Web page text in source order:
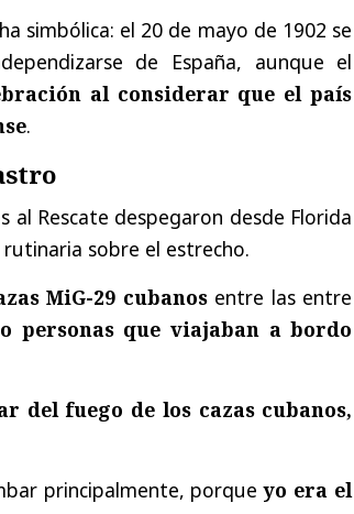
simbólica: el 20 de mayo de 1902 se
de España, aunque el
al considerar que el país
.
al Rescate despegaron desde Florida
sobre el estrecho.
MiG-29 cubanosentre las entre
personas que viajaban a bordo
del fuego de los cazas cubanos,
principalmente, porqueyo era el